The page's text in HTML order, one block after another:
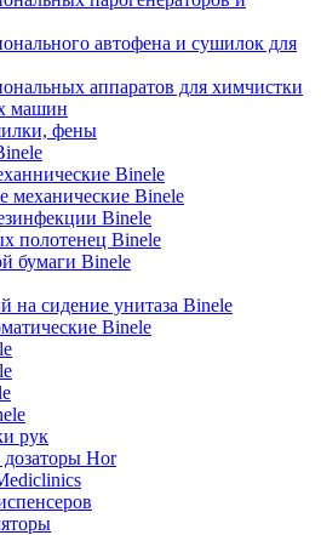
автофена и сушилок для
аппаратов для химчистки
машин
фены
Binele
механические Binele
Binele
полотенец Binele
бумаги Binele
на сидение унитаза Binele
Binele
рук
Hor